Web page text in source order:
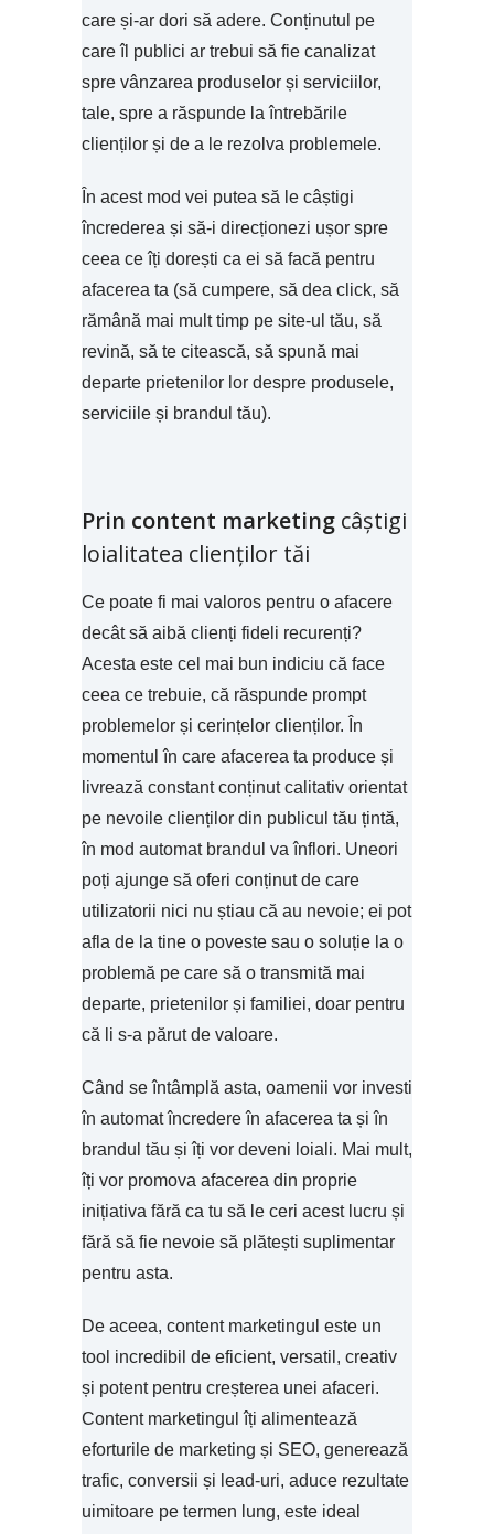
care și-ar dori să adere. Conținutul pe
care îl publici ar trebui să fie canalizat
spre vânzarea produselor și serviciilor,
tale, spre a răspunde la întrebările
clienților și de a le rezolva problemele.
În acest mod vei putea să le câștigi
încrederea și să-i direcționezi ușor spre
ceea ce îți dorești ca ei să facă pentru
afacerea ta (să cumpere, să dea click, să
rămână mai mult timp pe site-ul tău, să
revină, să te citească, să spună mai
departe prietenilor lor despre produsele,
serviciile și brandul tău).
Prin content marketing câștigi
loialitatea clienților tăi
Ce poate fi mai valoros pentru o afacere
decât să aibă clienți fideli recurenți?
Acesta este cel mai bun indiciu că face
ceea ce trebuie, că răspunde prompt
problemelor și cerințelor clienților. În
momentul în care afacerea ta produce și
livrează constant conținut calitativ orientat
pe nevoile clienților din publicul tău țintă,
în mod automat brandul va înflori. Uneori
poți ajunge să oferi conținut de care
utilizatorii nici nu știau că au nevoie; ei pot
afla de la tine o poveste sau o soluție la o
problemă pe care să o transmită mai
departe, prietenilor și familiei, doar pentru
că li s-a părut de valoare.
Când se întâmplă asta, oamenii vor investi
în automat încredere în afacerea ta și în
brandul tău și îți vor deveni loiali. Mai mult,
îți vor promova afacerea din proprie
inițiativa fără ca tu să le ceri acest lucru și
fără să fie nevoie să plătești suplimentar
pentru asta.
De aceea, content marketingul este un
tool incredibil de eficient, versatil, creativ
și potent pentru creșterea unei afaceri.
Content marketingul îți alimentează
eforturile de marketing și SEO, generează
trafic, conversii și lead-uri, aduce rezultate
uimitoare pe termen lung, este ideal